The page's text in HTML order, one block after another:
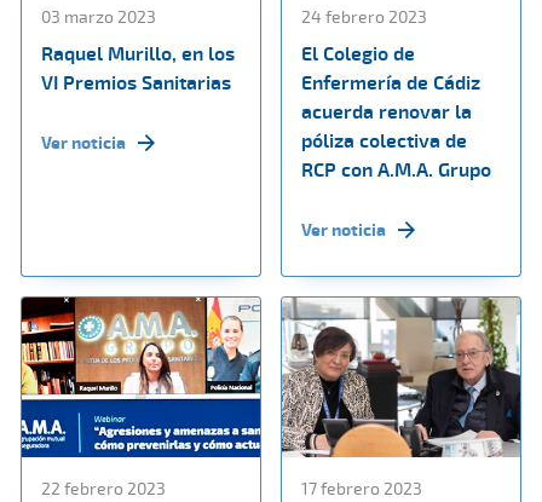
03 marzo 2023
Raquel Murillo, en los
VI Premios Sanitarias
Ver noticia
24 febrero 2023
El Colegio de
Enfermería de Cádiz
acuerda renovar la
póliza colectiva de
RCP con A.M.A. Grupo
Ver noticia
22 febrero 2023 17 febrero 2023